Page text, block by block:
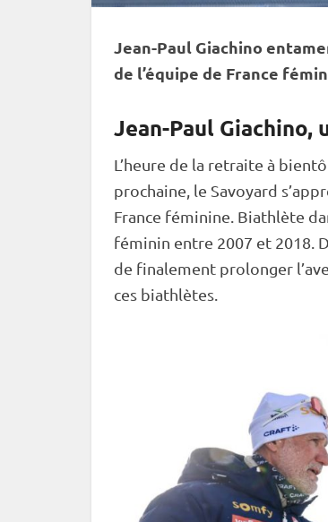
Jean-Paul Giachino
de l’équipe de France
Jean-Paul
L’heure de la retraite à
prochaine, le Savoyard
France féminine. Biathlète
féminin entre 2007 et 2018.
de finalement prolonger
ces biathlètes.